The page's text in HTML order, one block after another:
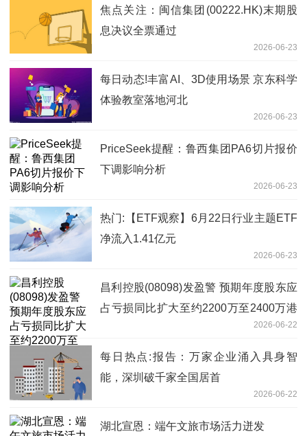
焦点关注：闽信集团(00222.HK)末期股
息决议全票通过
2026-06-23
每日动态!丰富AI、3D使用场景 京东科学
体验教室落地河北
2026-06-23
PriceSeek提醒：鲁西集团PA6切片报价
下调影响分析
2026-06-23
热门:【ETF观察】6月22日行业主题ETF
净流入1.41亿元
2026-06-23
昌利控股(08098)发盈警 预期年度股东应
占亏损同比扩大至约2200万至2400万港
2026-06-22
每日热点:报告：万家企业涌入具身智
能，深圳破千家全国居首
2026-06-22
湖北宣恩：端午文旅市场活力迸发